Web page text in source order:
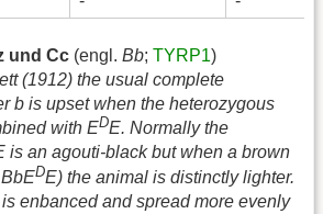
und Cc (engl. Bb; TYRP1)
(1912) the usual complete
b is upset when the heterozygous
with EDE. Normally the
is an agouti-black but when a brown
DE) the animal is distinctly lighter.
enbanced and spread more evenly